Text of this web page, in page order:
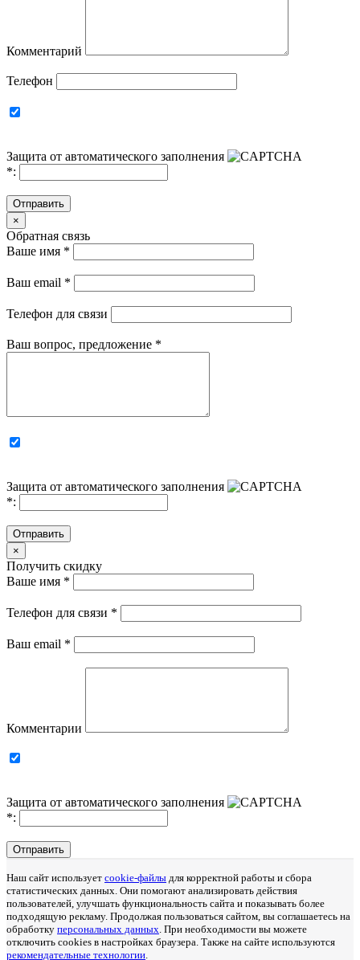
Комментарий
Телефон
Защита от автоматического заполнения
*:
Отправить
×
Обратная связь
Ваше имя *
Ваш email *
Телефон для связи
Ваш вопрос, предложение *
Защита от автоматического заполнения
*:
Отправить
×
Получить скидку
Ваше имя *
Телефон для связи *
Ваш email *
Комментарии
Защита от автоматического заполнения
*:
Отправить
Наш сайт использует cookie-файлы для корректной работы и сбора
статистических данных. Они помогают анализировать действия
пользователей, улучшать функциональность сайта и показывать более
подходящую рекламу. Продолжая пользоваться сайтом, вы соглашаетесь на
обработку персональных данных . При необходимости вы можете
отключить cookies в настройках браузера. Также на сайте используются
рекомендательные технологии